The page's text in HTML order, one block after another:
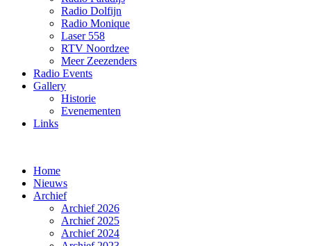
Radio Dolfijn
Radio Monique
Laser 558
RTV Noordzee
Meer Zeezenders
Radio Events
Gallery
Historie
Evenementen
Links
Home
Nieuws
Archief
Archief 2026
Archief 2025
Archief 2024